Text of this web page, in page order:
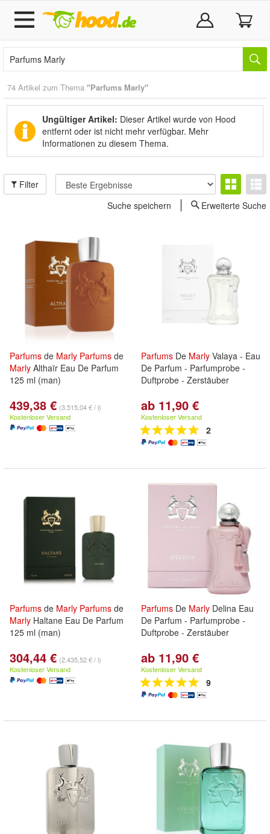
74 Artikel zum Thema "Parfums Marly"
Ungültiger Artikel: Dieser Artikel wurde von Hood
entfernt oder ist nicht mehr verfügbar. Mehr
Informationen zu diesem Thema.
Filter
Suche speichern
Erweiterte Suche
Parfums de Marly Parfums de
Marly Althaïr Eau De Parfum
125 ml (man)
439,38 € (3.515,04 € / l)
Kostenloser Versand
Parfums De Marly Valaya - Eau
De Parfum - Parfumprobe -
Duftprobe - Zerstäuber
ab 11,90 €
Kostenloser Versand
2
Parfums de Marly Parfums de
Marly Haltane Eau De Parfum
125 ml (man)
304,44 € (2.435,52 € / l)
Kostenloser Versand
Parfums De Marly Delina Eau
De Parfum - Parfumprobe -
Duftprobe - Zerstäuber
ab 11,90 €
Kostenloser Versand
9